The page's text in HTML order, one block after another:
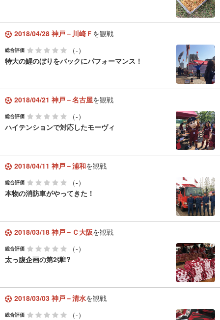
2018/04/28 神戸－川崎Ｆ を観戦
総合評価
（-）
特大の鯉のぼりをバックにパフォーマンス！
2018/04/21 神戸－名古屋を観戦
総合評価
（-）
ハイテンションで対応したモーヴィ
2018/04/11 神戸－浦和を観戦
総合評価
（-）
本物の消防車がやってきた！
2018/03/18 神戸－Ｃ大阪を観戦
総合評価
（-）
太っ腹企画の第2弾!?
2018/03/03 神戸－清水を観戦
総合評価
（-）